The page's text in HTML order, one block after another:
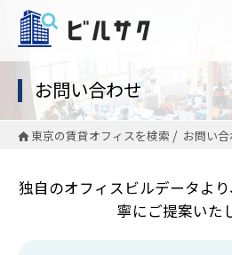
お問い合わせ
東京の賃貸オフィスを検索 お問い
独自のオフィスビルデータよ
寧にご提案いた